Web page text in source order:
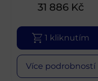
31 886 Kč
1 kliknutím
Více podrobností